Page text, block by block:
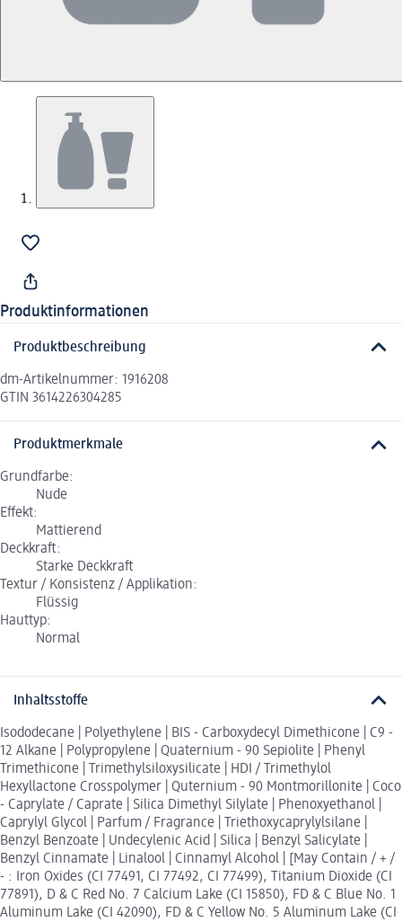
Produktinformationen
Produktbeschreibung
dm-Artikelnummer: 1916208
GTIN 3614226304285
Produktmerkmale
Grundfarbe:
Nude
Effekt:
Mattierend
Deckkraft:
Starke Deckkraft
Textur / Konsistenz / Applikation:
Flüssig
Hauttyp:
Normal
Inhaltsstoffe
Isododecane | Polyethylene | BIS - Carboxydecyl Dimethicone | C9 -
12 Alkane | Polypropylene | Quaternium - 90 Sepiolite | Phenyl
Trimethicone | Trimethylsiloxysilicate | HDI / Trimethylol
Hexyllactone Crosspolymer | Quternium - 90 Montmorillonite | Coco
- Caprylate / Caprate | Silica Dimethyl Silylate | Phenoxyethanol |
Caprylyl Glycol | Parfum / Fragrance | Triethoxycaprylylsilane |
Benzyl Benzoate | Undecylenic Acid | Silica | Benzyl Salicylate |
Benzyl Cinnamate | Linalool | Cinnamyl Alcohol | [May Contain / + /
- : Iron Oxides (CI 77491, CI 77492, CI 77499), Titanium Dioxide (CI
77891), D & C Red No. 7 Calcium Lake (CI 15850), FD & C Blue No. 1
Aluminum Lake (CI 42090), FD & C Yellow No. 5 Aluminum Lake (CI